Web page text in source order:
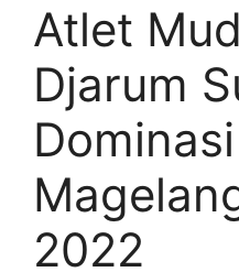
Atlet
Djarum
2022